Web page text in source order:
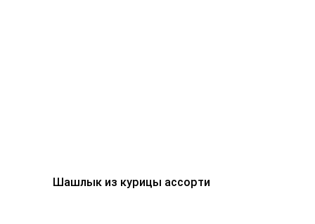
Шашлык из курицы ассорти